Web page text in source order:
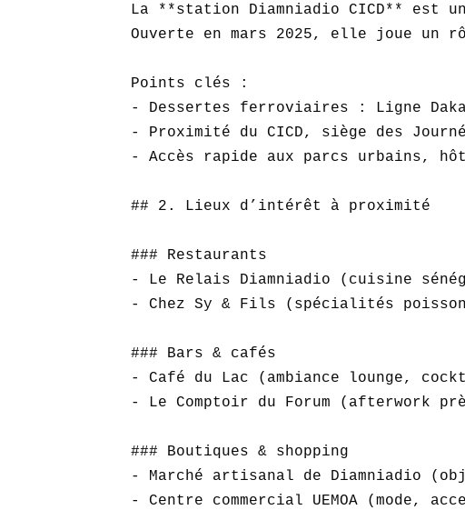
La **station Diamniadio CICD** est
Ouverte en mars 2025, elle joue
Points clés :
- Dessertes ferroviaires : Ligne
- Proximité du CICD, siège des
- Accès rapide aux parcs urbains,
## 2. Lieux d’intérêt à proximité
### Restaurants
- Le Relais Diamniadio (cuisine
- Chez Sy & Fils (spécialités
### Bars & cafés
- Café du Lac (ambiance lounge,
- Le Comptoir du Forum (afterwork
### Boutiques & shopping
- Marché artisanal de Diamniadio
- Centre commercial UEMOA (mode,